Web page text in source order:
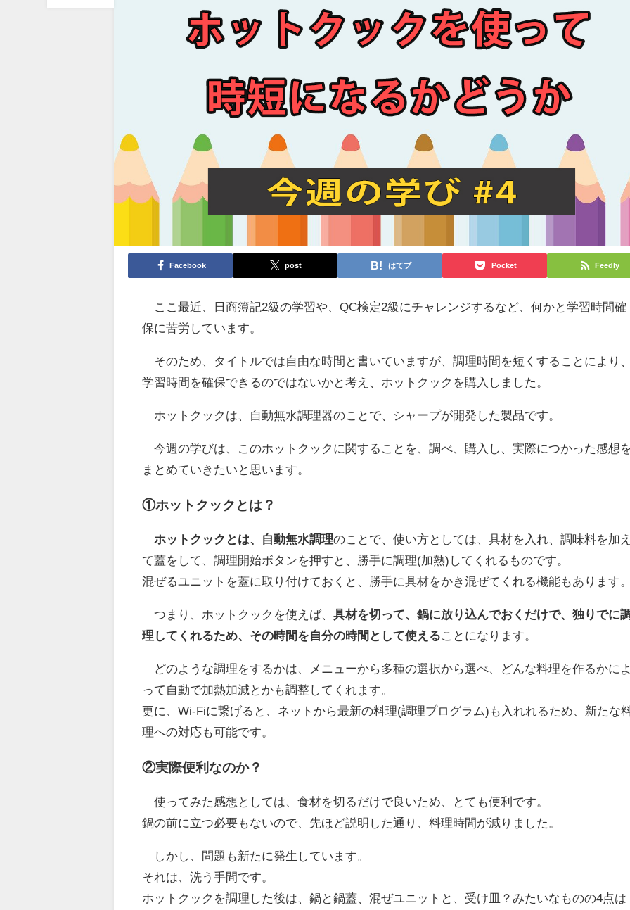
Facebook post はてブ Pocket Feedly
ここ最近、日商簿記2級の学習や、QC検定2級にチャレンジするなど、何かと学習時間確
保に苦労しています。
そのため、タイトルでは自由な時間と書いていますが、調理時間を短くすることにより
学習時間を確保できるのではないかと考え、ホットクックを購入しました。
ホットクックは、自動無水調理器のことで、シャープが開発した製品です。
今週の学びは、このホットクックに関することを、調べ、購入し、実際につかった感想
まとめていきたいと思います。
①ホットクックとは？
ホットクックとは、自動無水調理のことで、使い方としては、具材を入れ、調味料を加
て蓋をして、調理開始ボタンを押すと、勝手に調理(加熱)してくれるものです。
混ぜるユニットを蓋に取り付けておくと、勝手に具材をかき混ぜてくれる機能もあります
つまり、ホットクックを使えば、具材を切って、鍋に放り込んでおくだけで、独りでに
理してくれるため、その時間を自分の時間として使える ことになります。
どのような調理をするかは、メニューから多種の選択から選べ、どんな料理を作るかに
って自動で加熱加減とかも調整してくれます。
更に、Wi-Fiに繋げると、ネットから最新の料理(調理プログラム)も入れれるため、新たな
理への対応も可能です。
②実際便利なのか？
使ってみた感想としては、食材を切るだけで良いため、とても便利です。
鍋の前に立つ必要もないので、先ほど説明した通り、料理時間が減りました。
しかし、問題も新たに発生しています。
それは、洗う手間です。
ホットクックを調理した後は、鍋と鍋蓋、混ぜユニットと、受け皿？みたいなものの4点は